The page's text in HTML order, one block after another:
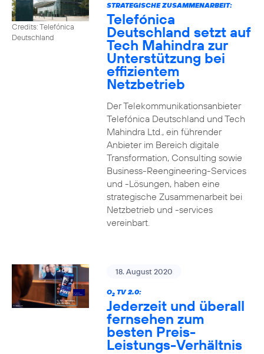
Credits: Telefónica
Deutschland
STRATEGISCHE ZUSAMMENARBEIT:
Telefónica
Deutschland setzt auf
Tech Mahindra zur
Unterstützung bei
effizientem
Netzbetrieb
Der Telekommunikationsanbieter
Telefónica Deutschland und Tech
Mahindra Ltd., ein führender
Anbieter im Bereich digitale
Transformation, Consulting sowie
Business-Reengineering-Services
und -Lösungen, haben eine
strategische Zusammenarbeit bei
Netzbetrieb und -services
vereinbart.
18. August 2020
O2TV 2.0:
Jederzeit und überall
fernsehen zum
besten Preis-
Leistungs-Verhältnis